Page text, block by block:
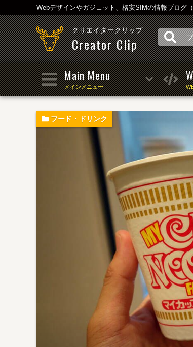
Webデザインやガジェット、格安SIMの情報ブログ
クリエイタークリップ
Creator Clip
Main Menu
メインメニュー
フード・ドリンク